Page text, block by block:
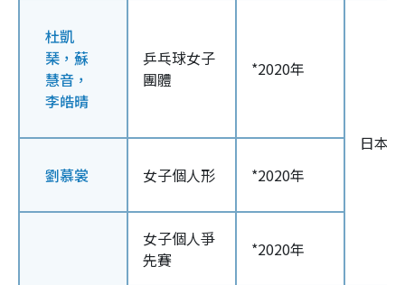
杜凱
琹，蘇
慧音，
李皓晴
乒乓球女子
團體
*2020年
日本
劉慕裳
女子個人形 *2020年
女子個人爭
先賽
*2020年